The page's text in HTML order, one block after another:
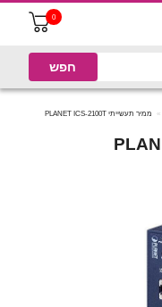
0
ממיר תעשייתי PLANET ICS-2100T